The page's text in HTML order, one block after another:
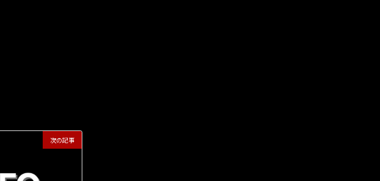
次の記事